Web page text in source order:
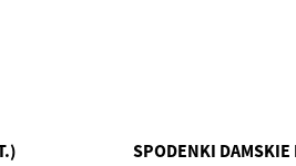
SPODENKI DAMSKIE